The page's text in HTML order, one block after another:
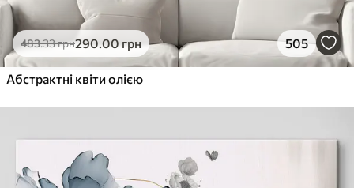
483.33грн290.00грн 505
Абстрактні квіти олією